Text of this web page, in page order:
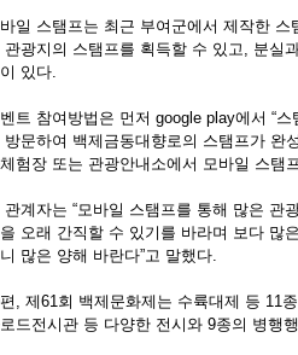
일 스탬프는 최근 부여군에서 제작한
관광지의 스탬프를 획득할 수 있고, 분실
있다.
트 참여방법은 먼저 google play에서 “
방문하여 백제금동대향로의 스탬프가 완
험장 또는 관광안내소에서 모바일 스탬
관계자는 “모바일 스탬프를 통해 많은 관
오래 간직할 수 있기를 바라며 보다 많
많은 양해 바란다”고 말했다.
, 제61회 백제문화제는 수륙대제 등 11
드전시관 등 다양한 전시와 9종의 병행